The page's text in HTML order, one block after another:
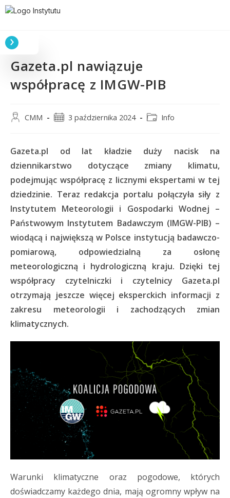
Gazeta.pl nawiązuje
współpracę z IMGW-PIB
CMM 3 października 2024 Info
Gazeta.pl od lat kładzie duży nacisk na
dziennikarstwo dotyczące zmiany klimatu,
podejmując współpracę z licznymi ekspertami w tej
dziedzinie. Teraz redakcja portalu połączyła siły z
Instytutem Meteorologii i Gospodarki Wodnej –
Państwowym Instytutem Badawczym (IMGW-PIB) –
wiodącą i największą w Polsce instytucją badawczo-
pomiarową, odpowiedzialną za osłonę
meteorologiczną i hydrologiczną kraju. Dzięki tej
współpracy czytelniczki i czytelnicy Gazeta.pl
otrzymają jeszcze więcej eksperckich informacji z
zakresu meteorologii i zachodzących zmian
klimatycznych.
Warunki klimatyczne oraz pogodowe, których
doświadczamy każdego dnia, mają ogromny wpływ na